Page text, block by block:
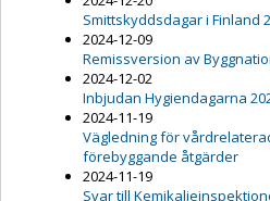
Smittskyddsdagar i Finland
2024-12-09
Remissversion av
2024-12-02
Inbjudan Hygiendagarna
2024-11-19
Vägledning för
förebyggande åtgärder
2024-11-19
Svar till